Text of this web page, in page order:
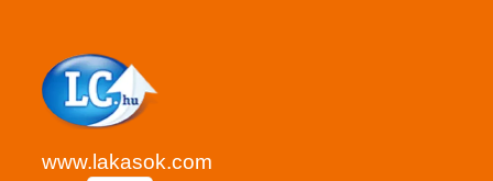
www.lakasok.com